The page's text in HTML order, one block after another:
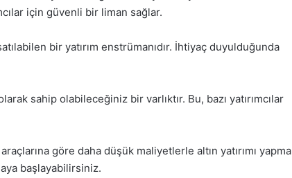
için güvenli bir liman sağlar.
bir yatırım enstrümanıdır. İhtiyaç duyulduğunda
sahip olabileceğiniz bir varlıktır. Bu, bazı yatırımcılar
göre daha düşük maliyetlerle altın yatırımı yapma
başlayabilirsiniz.